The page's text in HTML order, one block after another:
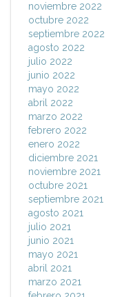
noviembre 2022
octubre 2022
septiembre 2022
agosto 2022
julio 2022
junio 2022
mayo 2022
abril 2022
marzo 2022
febrero 2022
enero 2022
diciembre 2021
noviembre 2021
octubre 2021
septiembre 2021
agosto 2021
julio 2021
junio 2021
mayo 2021
abril 2021
marzo 2021